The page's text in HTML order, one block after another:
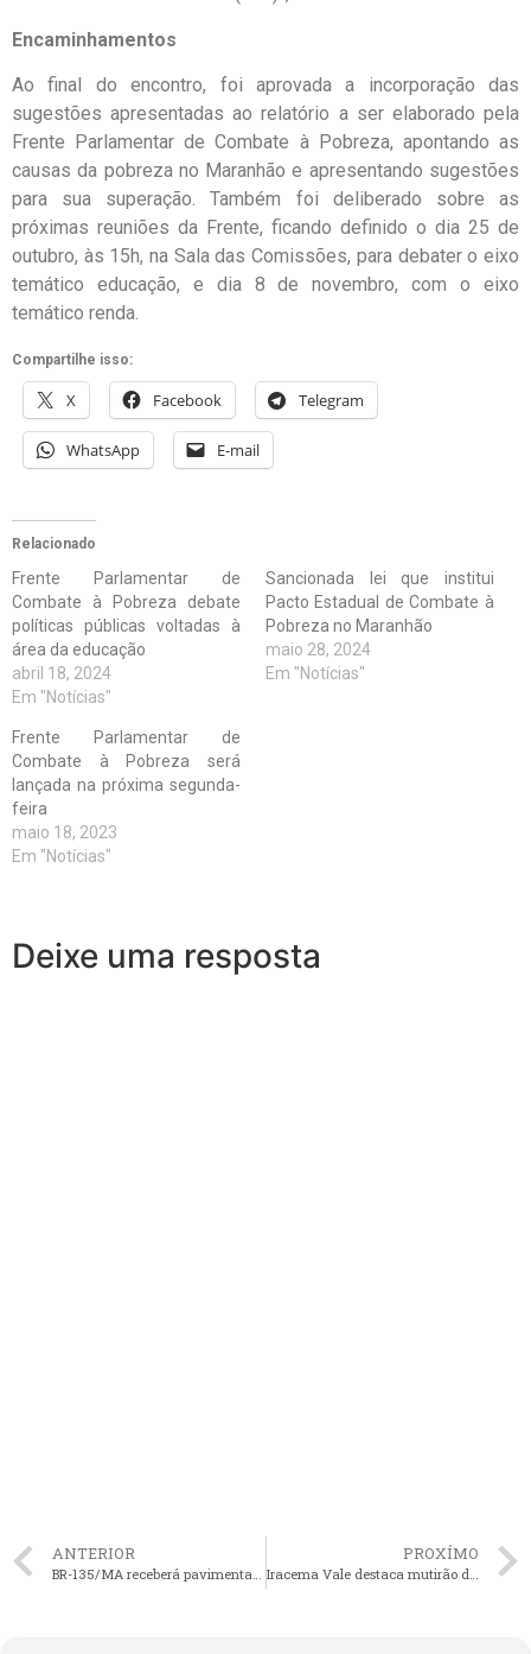
Encaminhamentos
Ao final do encontro, foi aprovada a incorporação das
sugestões apresentadas ao relatório a ser elaborado pela
Frente Parlamentar de Combate à Pobreza, apontando as
causas da pobreza no Maranhão e apresentando sugestões
para sua superação. Também foi deliberado sobre as
próximas reuniões da Frente, ficando definido o dia 25 de
outubro, às 15h, na Sala das Comissões, para debater o eixo
temático educação, e dia 8 de novembro, com o eixo
temático renda.
Compartilhe isso:
X Facebook Telegram
WhatsApp E-mail
Relacionado
Frente Parlamentar de
Combate à Pobreza debate
políticas públicas voltadas à
área da educação
abril 18, 2024
Em "Notícias"
Sancionada lei que institui
Pacto Estadual de Combate à
Pobreza no Maranhão
maio 28, 2024
Em "Notícias"
Frente Parlamentar de
Combate à Pobreza será
lançada na próxima segunda-
feira
maio 18, 2023
Em "Notícias"
Deixe uma resposta
ANTERIOR
BR-135/MA receberá pavimentação por whitetopping
PROXÍMO
Iracema Vale destaca mutirão de cirurgias oftalmológicas em Barreirinhas